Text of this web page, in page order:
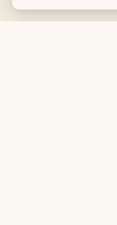
NEWSLETTER